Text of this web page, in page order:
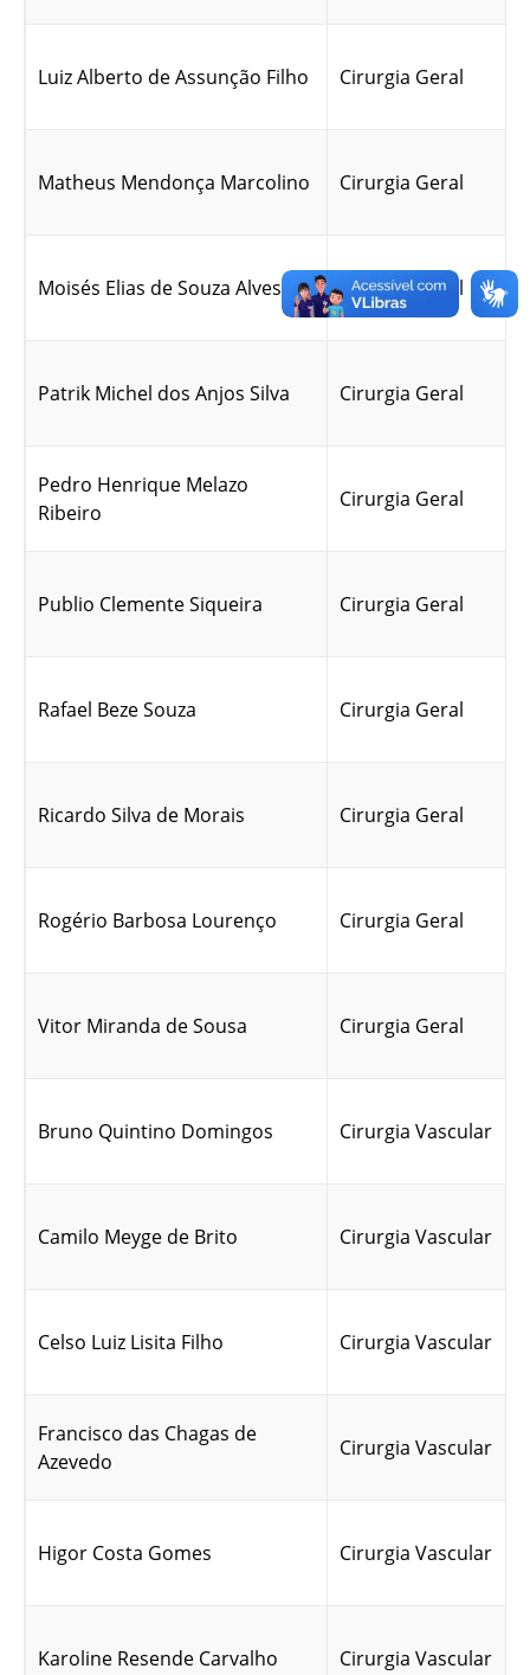
Luiz Alberto de Assunção Filho Cirurgia Geral
Matheus Mendonça Marcolino Cirurgia Geral
Moisés Elias de Souza Alves Cirurgia Geral
Patrik Michel dos Anjos Silva Cirurgia Geral
Pedro Henrique Melazo
Ribeiro
Cirurgia Geral
Publio Clemente Siqueira Cirurgia Geral
Rafael Beze Souza Cirurgia Geral
Ricardo Silva de Morais Cirurgia Geral
Rogério Barbosa Lourenço Cirurgia Geral
Vitor Miranda de Sousa Cirurgia Geral
Bruno Quintino Domingos Cirurgia Vascular
Camilo Meyge de Brito Cirurgia Vascular
Celso Luiz Lisita Filho Cirurgia Vascular
Francisco das Chagas de
Azevedo
Cirurgia Vascular
Higor Costa Gomes Cirurgia Vascular
Karoline Resende Carvalho Cirurgia Vascular